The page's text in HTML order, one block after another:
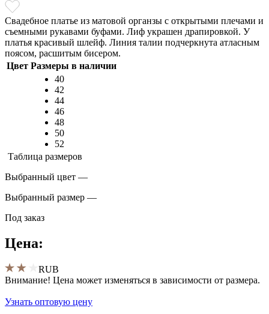
Свадебное платье из матовой органзы с открытыми плечами и
съемными рукавами буфами. Лиф украшен драпировкой. У
платья красивый шлейф. Линия талии подчеркнута атласным
поясом, расшитым бисером.
Цвет Размеры в наличии
40
42
44
46
48
50
52
Таблица размеров
Выбранный цвет —
Выбранный размер —
Под заказ
Цена:
RUB
Внимание! Цена может изменяться в зависимости от размера.
Узнать оптовую цену